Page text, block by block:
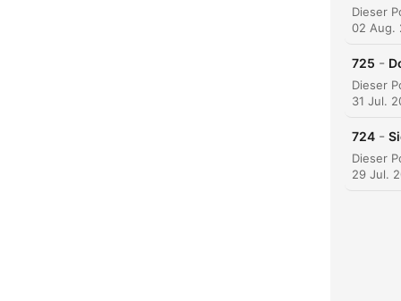
02 Aug.
725 -
31 Jul.
724 -
29 Jul.